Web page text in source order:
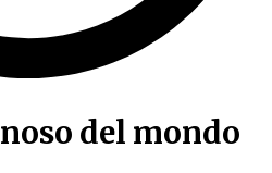
del mondo